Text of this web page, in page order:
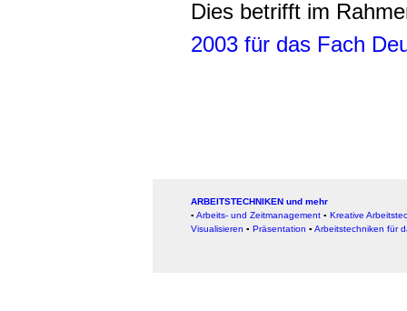
Dies betrifft im
2003 für das Fach
ARBEITSTECHNIKEN und mehr
▪ Arbeits- und Zeitmanagement ▪ Kreative
Visualisieren ▪ Präsentation ▪ Arbeitstechniken für